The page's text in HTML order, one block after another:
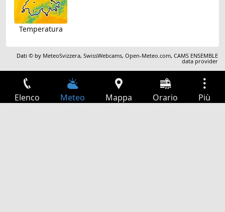
Temperatura
Dati © by MeteoSvizzera,SwissWebcams,Open-Meteo.com,CAMS ENSEMBLE
data provider
Elenco Meteo Mappa Orario Più